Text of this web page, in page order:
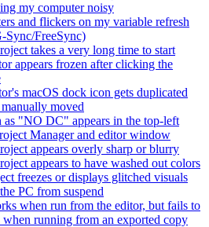
my computer noisy
and flickers on my variable refresh
Sync/FreeSync)
takes a very long time to start
appears frozen after clicking the
macOS dock icon gets duplicated
moved
as "NO DC" appears in the top-left
Manager and editor window
appears overly sharp or blurry
appears to have washed out colors
freezes or displays glitched visuals
PC from suspend
when run from the editor, but fails to
when running from an exported copy